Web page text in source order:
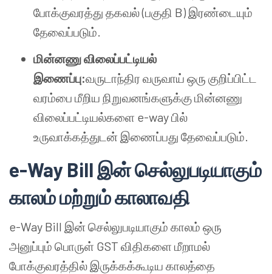
போக்குவரத்து தகவல் (பகுதி B) இரண்டையும்
தேவைப்படும்.
மின்னணு விலைப்பட்டியல்
இணைப்பு:வருடாந்திர வருவாய் ஒரு குறிப்பிட்ட
வரம்பை மீறிய நிறுவனங்களுக்கு மின்னணு
விலைப்பட்டியல்களை e-way பில்
உருவாக்கத்துடன் இணைப்பது தேவைப்படும்.
e-Way Bill இன் செல்லுபடியாகும்
காலம் மற்றும் காலாவதி
e-Way Bill இன் செல்லுபடியாகும் காலம் ஒரு
அனுப்பும் பொருள் GST விதிகளை மீறாமல்
போக்குவரத்தில் இருக்கக்கூடிய காலத்தை